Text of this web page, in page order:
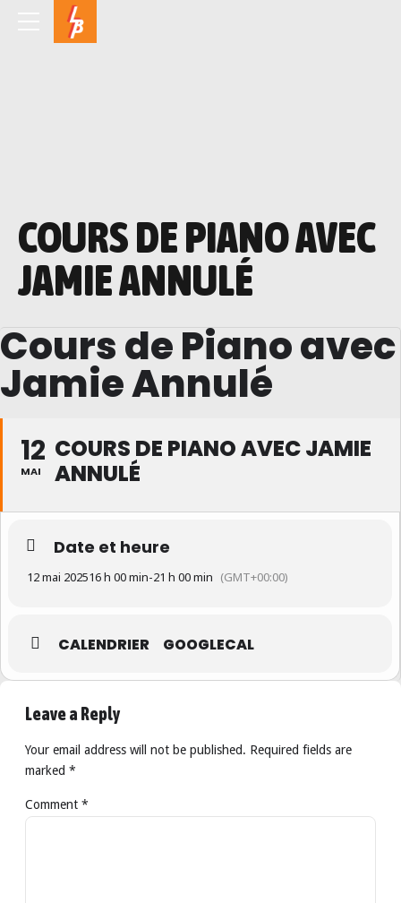
COURS DE PIANO AVEC
JAMIE ANNULÉ
Cours de Piano avec
Jamie Annulé
12
MAI
COURS DE PIANO AVEC JAMIE
ANNULÉ
Date et heure
12 mai 202516 h 00 min-21 h 00 min (GMT+00:00)
CALENDRIER GOOGLECAL
Leave a Reply
Your email address will not be published. Required fields are
marked *
Comment *